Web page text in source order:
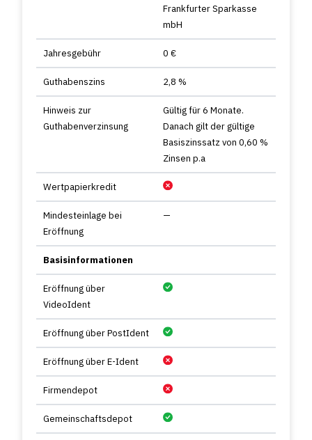
Frankfurter Sparkasse
mbH
Jahresgebühr 0 €
Guthabenszins 2,8 %
Hinweis zur
Guthabenverzinsung
Gültig für 6 Monate.
Danach gilt der gültige
Basiszinssatz von 0,60 %
Zinsen p.a
Wertpapierkredit
Mindesteinlage bei
Eröffnung
—
Basisinformationen
Eröffnung über
VideoIdent
Eröffnung über PostIdent
Eröffnung über E-Ident
Firmendepot
Gemeinschaftsdepot